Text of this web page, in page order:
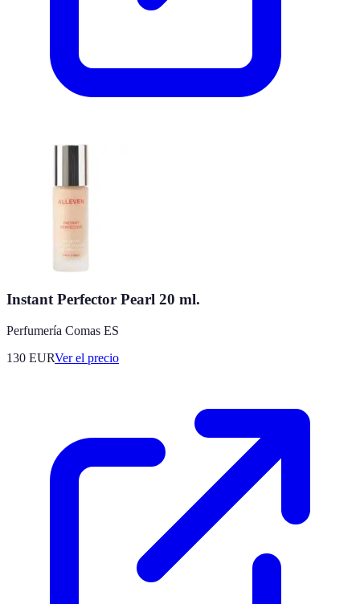
Instant Perfector Pearl 20 ml.
Perfumería Comas ES
130 EURVer el precio